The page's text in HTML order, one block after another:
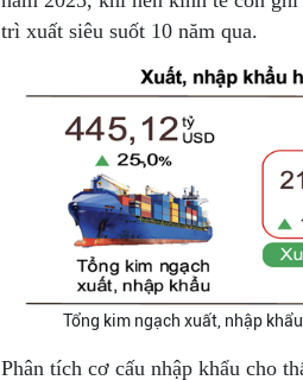
trì xuất siêu suốt 10 năm qua.
Tổng kim ngạch xuất, nhập
Phân tích cơ cấu nhập khẩu cho